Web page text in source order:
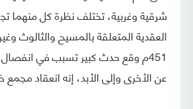
شرقية وغربية، تختلف نظرة كل منهما
العقدية المتعلقة بالمسيح والثالوث
451م وقع حدث كبير تسبب في
عن الأخرى وإلى الأبد، إنه انعقاد